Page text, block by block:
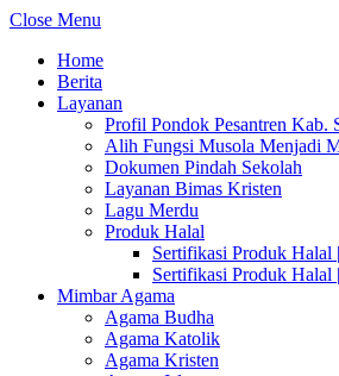
Close Menu
Home
Berita
Layanan
Profil Pondok Pesantren Kab.
Alih Fungsi Musola Menjadi
Dokumen Pindah Sekolah
Layanan Bimas Kristen
Lagu Merdu
Produk Halal
Sertifikasi Produk Halal
Sertifikasi Produk Halal
Mimbar Agama
Agama Budha
Agama Katolik
Agama Kristen